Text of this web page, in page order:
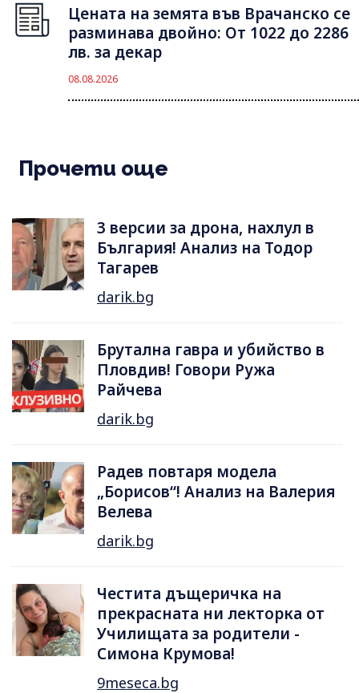
Цената на земята във Врачанско се
разминава двойно: От 1022 до 2286
лв. за декар
08.08.2026
Прочети още
3 версии за дрона, нахлул в
България! Анализ на Тодор
Тагарев
darik.bg
Брутална гавра и убийство в
Пловдив! Говори Ружа
Райчева
darik.bg
Радев повтаря модела
„Борисов“! Анализ на Валерия
Велева
darik.bg
Честита дъщеричка на
прекрасната ни лекторка от
Училищата за родители -
Симона Крумова!
9meseca.bg